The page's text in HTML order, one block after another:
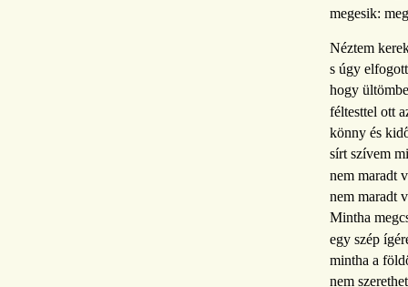
megesik:
Néztem
s úgy
hogy
féltesttel ott
könny és
sírt szívem
nem maradt
nem maradt
Mintha
egy szép
mintha a
nem